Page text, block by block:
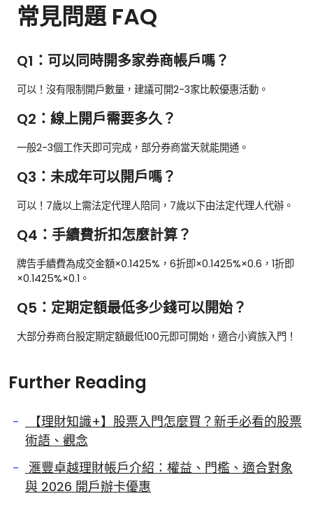
常見問題 FAQ
Q1：可以同時開多家券商帳戶嗎？
可以！沒有限制開戶數量，建議可開2-3家比較優惠活動。
Q2：線上開戶需要多久？
一般2-3個工作天即可完成，部分券商當天就能開通。
Q3：未成年可以開戶嗎？
可以！7歲以上需法定代理人陪同，7歲以下由法定代理人代辦。
Q4：手續費折扣怎麼計算？
牌告手續費為成交金額×0.1425%，6折即×0.1425%×0.6，1折即
×0.1425%×0.1。
Q5：定期定額最低多少錢可以開始？
大部分券商台股定期定額最低100元即可開始，適合小資族入門！
Further Reading
【理財知識+】股票入門怎麼買？新手必看的股票
術語、觀念
滙豐卓越理財帳戶介紹：權益、門檻、適合對象
與 2026 開戶辦卡優惠